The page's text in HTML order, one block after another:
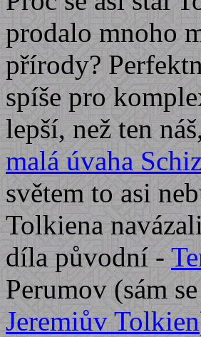
prodalo mnoho
přírody?
spíše pro
lepší, než ten
malá úvaha
světem to asi
Tolkiena
díla původní -
Perumov (sám
Jeremiův Tolkien